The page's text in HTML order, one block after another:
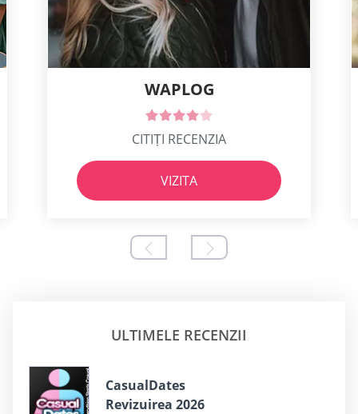
WAPLOG
CITIȚI RECENZIA
VIZITA
ULTIMELE RECENZII
СasualDates
Revizuirea 2026